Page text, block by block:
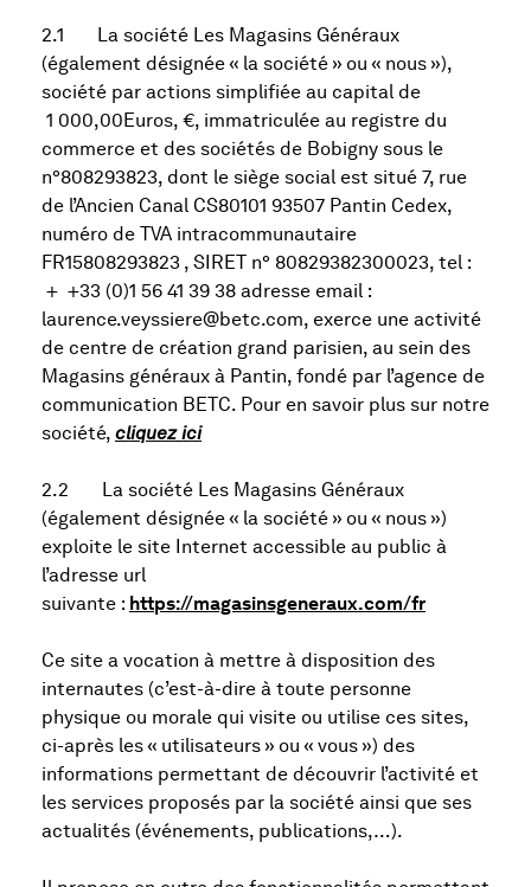
2.1 La société Les Magasins Généraux
(également désignée « la société » ou « nous »),
société par actions simplifiée au capital de
1 000,00Euros, €, immatriculée au registre du
commerce et des sociétés de Bobigny sous le
n°808293823, dont le siège social est situé 7, rue
de l’Ancien Canal CS80101 93507 Pantin Cedex,
numéro de TVA intracommunautaire
FR15808293823 , SIRET n° 80829382300023, tel :
+ +33 (0)1 56 41 39 38 adresse email :
laurence.veyssiere@betc.com, exerce une activité
de centre de création grand parisien, au sein des
Magasins généraux à Pantin, fondé par l’agence de
communication BETC. Pour en savoir plus sur notre
société, cliquez ici
2.2 La société Les Magasins Généraux
(également désignée « la société » ou « nous »)
exploite le site Internet accessible au public à
l’adresse url
suivante : https://magasinsgeneraux.com/fr
Ce site a vocation à mettre à disposition des
internautes (c’est-à-dire à toute personne
physique ou morale qui visite ou utilise ces sites,
ci-après les « utilisateurs » ou « vous ») des
informations permettant de découvrir l’activité et
les services proposés par la société ainsi que ses
actualités (événements, publications,…).